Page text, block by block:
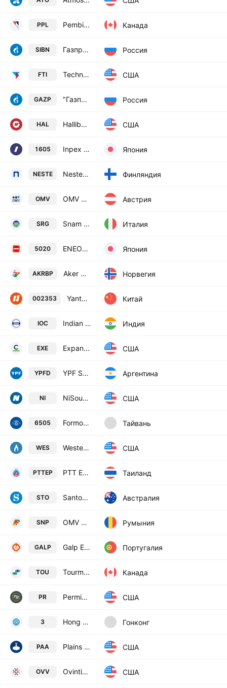
PPL Pembina Pipeline Corporation Канада
SIBN Газпром нефть ПАО - обыкн. Россия
FTI TechnipFMC plc США
GAZP "Газпром" (ПАО) - обыкн. Россия
HAL Halliburton Company США
1605 Inpex Corporation Япония
NESTE Neste Corporation Финляндия
OMV OMV AG Австрия
SRG Snam S.p.A. Италия
5020 ENEOS Holdings, Inc. Япония
AKRBP Aker BP ASA Норвегия
002353 Yantai Jereh Oilfield Services Group Co., Ltd. Class A Китай
IOC Indian Oil Corp. Ltd. Индия
EXE Expand Energy Corporation США
YPFD YPF SA Class D Аргентина
NI NiSource Inc США
6505 Formosa Petrochemical Corp Тайвань
WES Western Midstream Partners, LP США
PTTEP PTT Exploration & Production Plc Таиланд
STO Santos Limited Австралия
SNP OMV Petrom SA Румыния
GALP Galp Energia, SGPS S.A. Class B Португалия
TOU Tourmaline Oil Corp. Канада
PR Permian Resources Corporation Class A США
3 Hong Kong & China Gas Co. Ltd. Гонконг
PAA Plains All American Pipeline, L.P. США
OVV Ovintiv Inc США